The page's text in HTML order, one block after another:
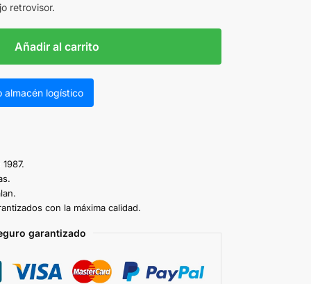
retrovisor.
Añadir al carrito
almacén logístico
con la máxima calidad.
garantizado